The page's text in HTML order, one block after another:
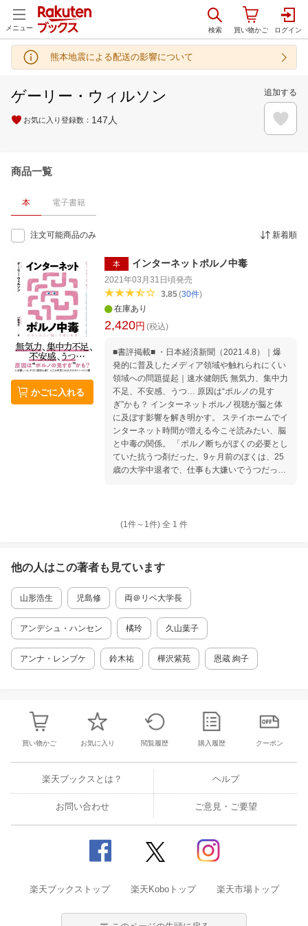
メニュー
熊本地震による配送の影響について
ゲーリー・ウィルソン
お気に入り登録数： 147 人
追加する
商品一覧
本 電子書籍
注文可能商品のみ 新着順
かごに入れる
本 インターネットポルノ中毒
2021年03月31日頃発売
3.85(30件)
在庫あり
2,420円 (税込)
■書評掲載■ ・日本経済新聞（2021.4.8）｜爆
発的に普及したメディア領域や触れられにくい
領域への問題提起｜速水健朗氏 無気力、集中力
不足、不安感、うつ… 原因は“ポルノの見す
ぎ”かも？ インターネットポルノ視聴が脳と体
に及ぼす影響を解き明かす。 ステイホームでイ
ンターネット時間が増える今こそ読みたい、脳
と中毒の関係。 「ポルノ断ちがぼくの必要とし
ていた抗うつ剤だった。9ヶ月前のぼくは、25
歳の大学中退者で、仕事も大嫌いでうつだっ
いうのはまったくない。秘訣？ 過去1ヶ月で
行くことにした」 （本文より） 〈目次〉 はじ
めにーーポルノ中毒克服の鍵は「脳の中」にあ
る 第1章 ポルノのドカ見が不安、集中力不
足、うつを引き起こす ・だれも口にしたがらな
ノ利用排除 ・ポルノ利用を除去する研究の結果
は？ ・研究のむずかしさとその結果 ・ありが
ちな症状 ・人生を阻害、抑えられなくなる ・
セックス中に射精できない ・性的遭遇での勃起
会不安、自尊心 ・集中できない ・うつなどの
いもの、もっと新しいもの ・超常刺激 ・性的
の満足をオーバーライド ・性的条件づけと中毒
はどちらも増感から始まる ・脳の反撃ーー諸刃
の剣 ・性的条件づけと思春期 ・変態モノへの
移行 ・さらにポルノ起因の性障害について ・
ポルノ中毒 ・でもポルノ中毒なんて存在が認知
か ・原因と結果を切り分ける ・誤診されてい
るポルノ利用者はいるだろうか？ 第3章 ポル
・ストレスを抑え、自制心と自分のケアを改善
ありがちな落とし穴 ・よくある質問 …
(1件～ 1件) 全 1 件
他の人はこの著者も見ています
山形浩生 児島修 両＠リベ大学長
アンデシュ・ハンセン 橘玲 久山葉子
アンナ・レンブケ 鈴木祐 樺沢紫苑 恩蔵 絢子
買い物かご お気に入り 閲覧履歴 購入履歴 クーポン
楽天ブックスとは？ ヘルプ
お問い合わせ ご意見・ご要望
楽天ブックストップ 楽天Koboトップ 楽天市場トップ